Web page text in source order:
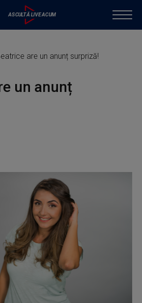
are un anunț surpriză!
un anunț